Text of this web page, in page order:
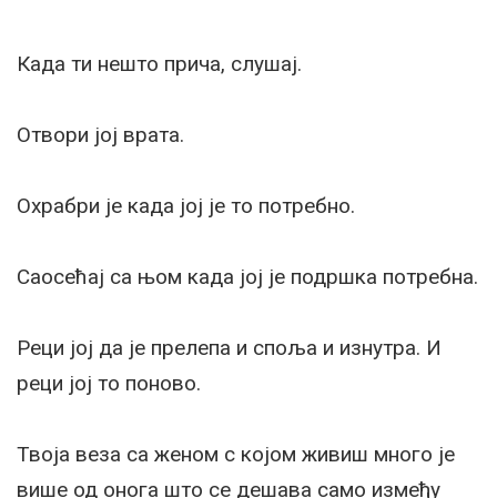
Када ти нешто прича, слушај.
Отвори јој врата.
Охрабри је када јој је то потребно.
Саосећај са њом када јој је подршка потребна.
Реци јој да је прелепа и споља и изнутра. И
реци јој то поново.
Твоја веза са женом с којом живиш много је
више од онога што се дешава само између